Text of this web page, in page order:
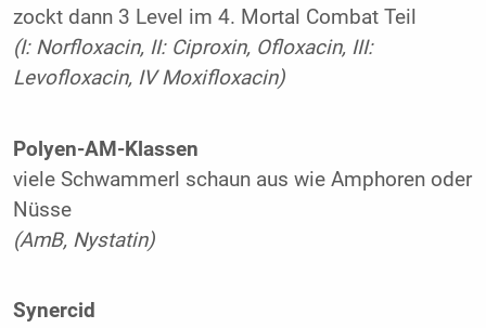
zockt dann 3 Level im 4. Mortal Combat Teil
(I: Norfloxacin, II: Ciproxin, Ofloxacin, III:
Levofloxacin, IV Moxifloxacin)
Polyen-AM-Klassen
viele Schwammerl schaun aus wie Amphoren oder
Nüsse
(AmB, Nystatin)
Synercid